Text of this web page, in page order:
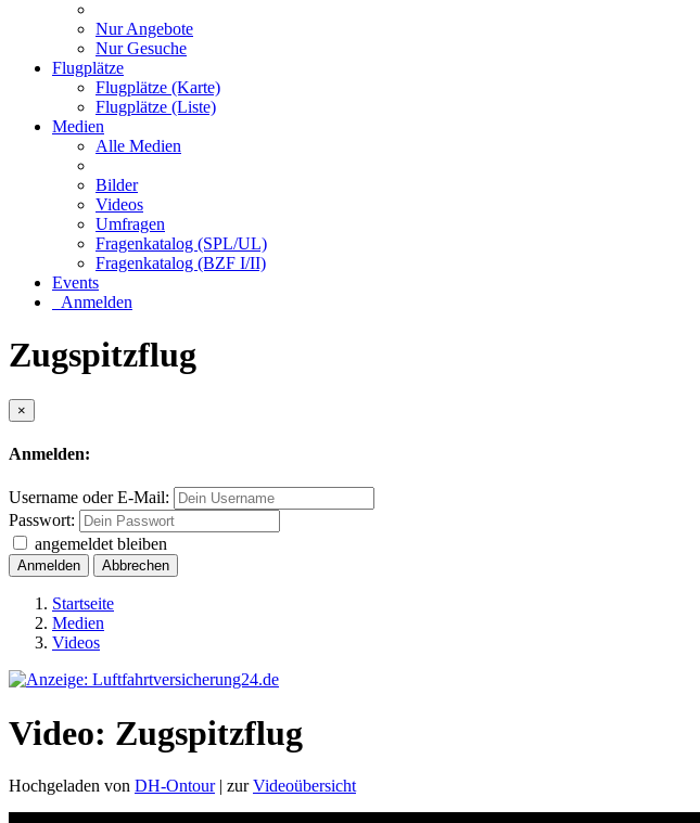
Nur Angebote
Nur Gesuche
Flugplätze
Flugplätze (Karte)
Flugplätze (Liste)
Medien
Alle Medien
Bilder
Videos
Umfragen
Fragenkatalog (SPL/UL)
Fragenkatalog (BZF I/II)
Events
Anmelden
Zugspitzflug
×
Anmelden:
Username oder E-Mail:
Passwort:
angemeldet bleiben
Anmelden Abbrechen
Startseite
Medien
Videos
Video: Zugspitzflug
Hochgeladen von DH-Ontour| zurVideoübersicht